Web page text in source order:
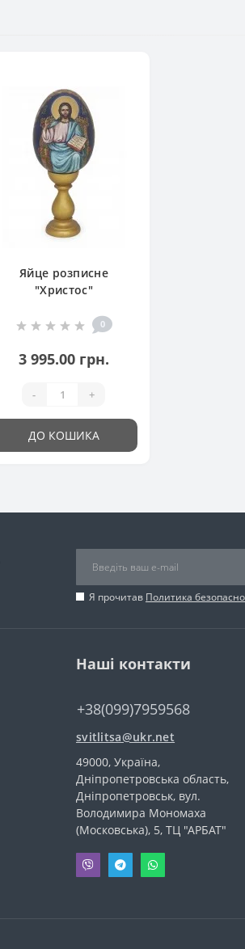
Яйце розписне
"Христос"
0
3 995.00 грн.
- +
ДО КОШИКА
Я прочитав Политика
Наші контакти
+38(099)7959568
svitlitsa@ukr.net
49000, Україна,
Дніпропетровська область,
Дніпропетровськ, вул.
Володимира Мономаха
(Московська), 5, ТЦ "АРБАТ"